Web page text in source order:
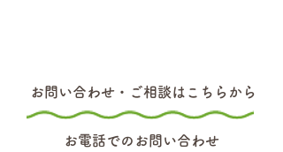
お問い合わせ・ご相談はこちらから
お電話でのお問い合わせ